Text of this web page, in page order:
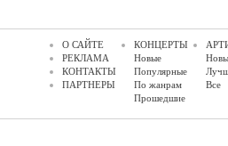
О САЙТЕ
РЕКЛАМА
КОНТАКТЫ
ПАРТНЕРЫ
КОНЦЕРТЫ
Новые
Популярные
По жанрам
Прошедшие
Все